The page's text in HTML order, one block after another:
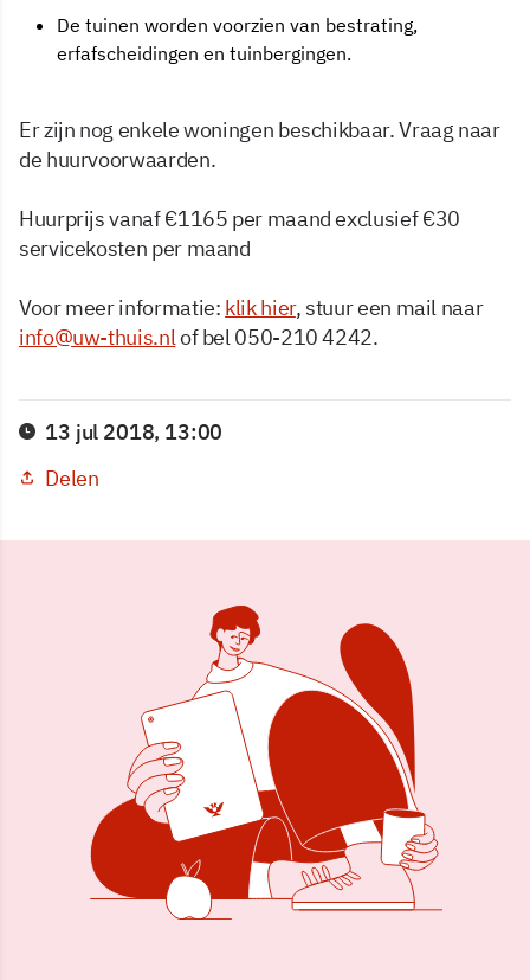
De tuinen worden voorzien van bestrating,
erfafscheidingen en tuinbergingen.
Er zijn nog enkele woningen beschikbaar. Vraag naar
de huurvoorwaarden.
Huurprijs vanaf €1165 per maand exclusief €30
servicekosten per maand
Voor meer informatie: klik hier, stuur een mail naar
info@uw-thuis.nlof bel 050-210 4242.
13 jul 2018, 13:00
Delen